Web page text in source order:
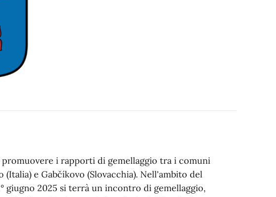
i rapporti di gemellaggio tra i comuni
e Gabčíkovo (Slovacchia). Nell'ambito del
giugno 2025 si terrà un incontro di gemellaggio,